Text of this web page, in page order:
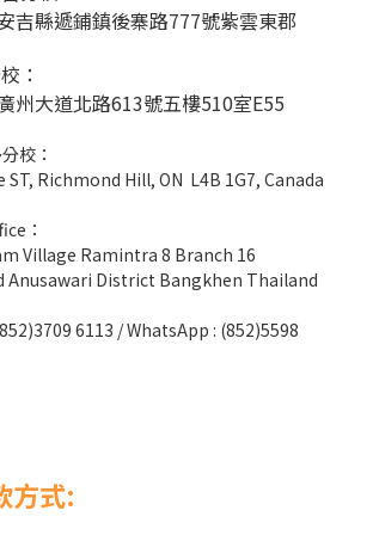
吉縣遞鋪鎮後寨路777號紫雲東郡
：
州大道北路613號五樓510室E55
校：
ST, Richmond Hill, ON L4B 1G7, Canada
：
Village Ramintra 8 Branch 16
Anusawari District Bangkhen Thailand
6113 / WhatsApp : (852)5598
方式: